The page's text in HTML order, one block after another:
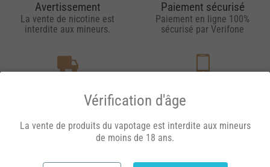
Avertissement
La vente de nicotine est
interdite aux mineurs.
Paiement sécurisé
Paiement en ligne 100%
sécurisé par Verifone
Dès 40 € en Colissimo Retrait.
Dès 60 € en Colissimo
Du lundi au vendredi de 9h à
Vérification d'âge
La vente de produits du vapotage est interdite aux mineurs
de moins de 18 ans.